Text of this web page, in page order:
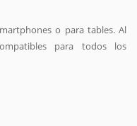
o para tables. Al
para todos los